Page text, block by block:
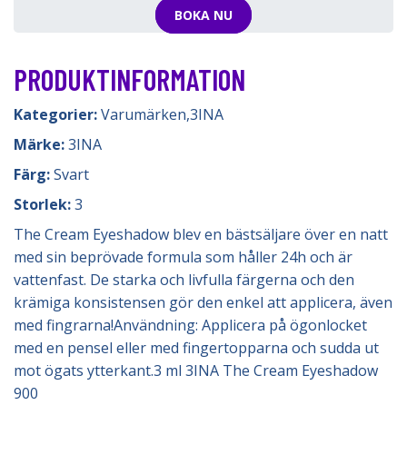
BOKA NU
PRODUKTINFORMATION
Kategorier:Varumärken,3INA
Märke:3INA
Färg:Svart
Storlek:3
The Cream Eyeshadow blev en bästsäljare över en natt
med sin beprövade formula som håller 24h och är
vattenfast. De starka och livfulla färgerna och den
krämiga konsistensen gör den enkel att applicera, även
med fingrarna!Användning: Applicera på ögonlocket
med en pensel eller med fingertopparna och sudda ut
mot ögats ytterkant.3 ml 3INA The Cream Eyeshadow
900